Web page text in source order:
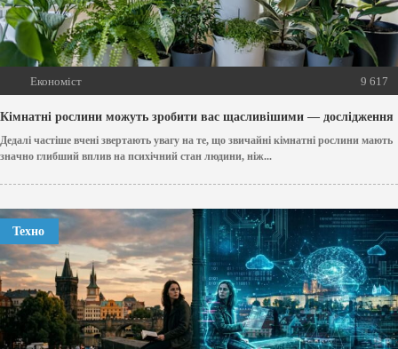
Економіст 9 617
Кімнатні рослини можуть зробити вас щасливішими — дослідження
Дедалі частіше вчені звертають увагу на те, що звичайні кімнатні рослини мають
значно глибший вплив на психічний стан людини, ніж...
Техно